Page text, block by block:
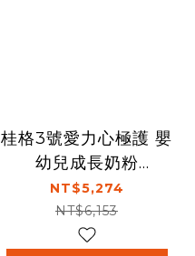
桂格3號愛力心極護 嬰
幼兒成長奶粉
1500gx7罐
NT$5,274
NT$6,153